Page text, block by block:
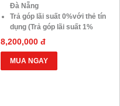
Đà Nẵng
Trả góp lãi suất 0%với thẻ tín
dụng (Trả góp lãi suất 1%
HDsaison - chỉ cần CMND
BLX hoặc hộ khẩu gốc )
Giảm 20%khi nâng cấp Ram-
SSD
8,200,000 đ
MUA NGAY